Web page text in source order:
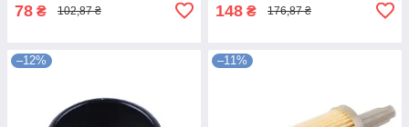
78 ₴ 102,87 ₴ 148 ₴ 176,87 ₴
–12% –11%